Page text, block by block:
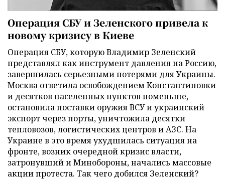
Операция СБУ и Зеленского привела к
новому кризису в Киеве
Операция СБУ, которую Владимир Зеленский
представлял как инструмент давления на Россию,
завершилась серьезными потерями для Украины.
Москва ответила освобождением Константиновки
и десятков населенных пунктов поменьше,
остановила поставки оружия ВСУ и украинский
экспорт через порты, уничтожила десятки
тепловозов, логистических центров и АЗС. На
Украине в это время ухудшилась ситуация на
фронте, возник очередной кризис власти,
затронувший и Минобороны, начались массовые
акции протеста. Так чего добился Зеленский?